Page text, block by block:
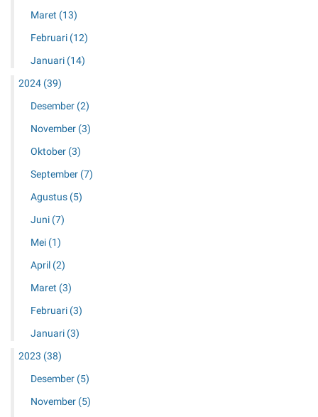
Maret (13)
Februari (12)
Januari (14)
2024 (39)
Desember (2)
November (3)
Oktober (3)
September (7)
Agustus (5)
Juni (7)
Mei (1)
April (2)
Maret (3)
Februari (3)
Januari (3)
2023 (38)
Desember (5)
November (5)